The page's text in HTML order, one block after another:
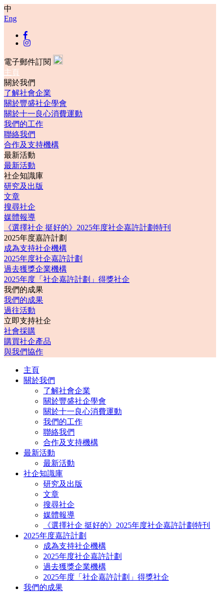
中
Eng
電子郵件訂閱
主頁
關於我們
了解社會企業
關於豐盛社企學會
關於十一良心消費運動
我們的工作
聯絡我們
合作及支持機構
最新活動
最新活動
社企知識庫
研究及出版
文章
搜尋社企
媒體報導
《選擇社企 挺好的》2025年度社企嘉許計劃特刊
2025年度嘉許計劃
成為支持社企機構
2025年度社企嘉許計劃
過去獲獎企業機構
2025年度「社企嘉許計劃」得獎社企
我們的成果
我們的成果
過往活動
立即支持社企
社會採購
購買社企產品
與我們協作
主頁
關於我們
了解社會企業
關於豐盛社企學會
關於十一良心消費運動
我們的工作
聯絡我們
合作及支持機構
最新活動
最新活動
社企知識庫
研究及出版
文章
搜尋社企
媒體報導
《選擇社企 挺好的》2025年度社企嘉許計劃特刊
2025年度嘉許計劃
成為支持社企機構
2025年度社企嘉許計劃
過去獲獎企業機構
2025年度「社企嘉許計劃」得獎社企
我們的成果